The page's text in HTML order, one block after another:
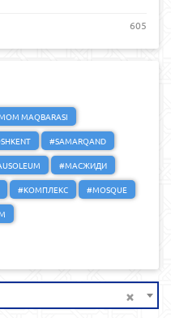
605
MAQBARASI
#SAMARQAND
#МАСЖИДИ
#КОМПЛЕКС
#MOSQUE
×